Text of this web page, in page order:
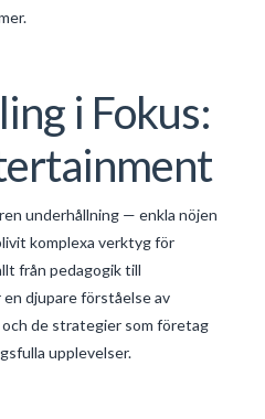
i Fokus:
underhållning — enkla nöjen
komplexa verktyg för
från pedagogik till
djupare förståelse av
de strategier som företag
upplevelser.